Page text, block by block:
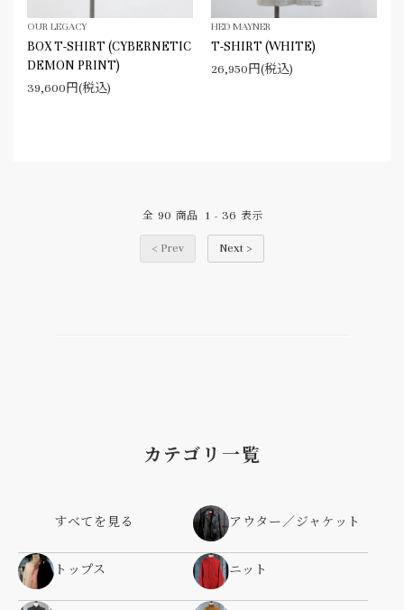
OUR LEGACY
BOX T-SHIRT (CYBERNETIC
DEMON PRINT)
39,600円(税込)
HED MAYNER
T-SHIRT (WHITE)
26,950円(税込)
全 90 商品 1 - 36 表示
< Prev Next >
カテゴリ一覧
すべてを見る アウター／ジャケット
トップス ニット